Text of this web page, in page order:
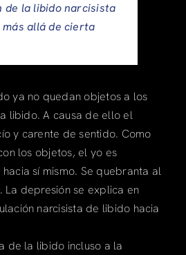
de la libido narcisista
allá de cierta
ya no quedan objetos a los
libido. A causa de ello el
y carente de sentido. Como
los objetos, el yo es
sí mismo. Se quebranta al
La depresión se explica en
narcisista de libido hacia
de la libido incluso a la